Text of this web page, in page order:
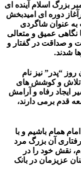
بزرگ اسلام آینده ای
دوره ای امیدبخش
عنوان شاگردی
نگاهی عمیق و متعالی
و صداقت در گفتار و
شدند.
“پدر” نیز نام
تلاش و کوشش های
ایجاد رفاه و آرامش
قدم برمی دارند،
همام باشیم و با
آن بزرگ مرد
نقش خود را در
عزیزمان در بانک